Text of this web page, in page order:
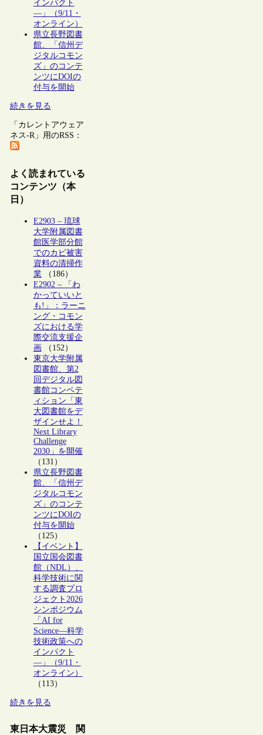
インパクト
―」（9/11・
オンライン）
県立長野図書
館、「信州デ
ジタルコモン
ズ」のコンテ
ンツにDOIの
付与を開始
続きを見る
「カレントアウェア
ネス-R」用のRSS：
よく読まれている
コンテンツ（本
日）
E2903 – 琉球
大学附属図書
館医学部分館
でのカビ被害
資料の清掃作
業（186）
E2902 – 「わ
かっていいと
も!」：ラーニ
ング・コモン
ズにおける学
際交流支援企
画（152）
東京大学附属
図書館、第2
回デジタル図
書館コンペテ
ィション「東
大図書館をデ
ザインせよ！
Next Library
Challenge
2030」を開催
（131）
県立長野図書
館、「信州デ
ジタルコモン
ズ」のコンテ
ンツにDOIの
付与を開始
（125）
【イベント】
国立国会図書
館（NDL）、
科学技術に関
する調査プロ
ジェクト2026
シンポジウム
「AI for
Science―科学
技術政策への
インパクト
―」（9/11・
オンライン）
（113）
続きを見る
東日本大震災 関